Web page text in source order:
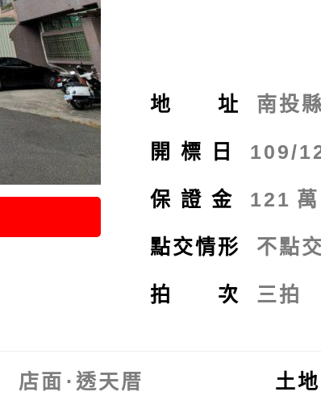
地 址 南投
開標日 109/
保證金 121 萬
點交情形 不點交
拍 次 三拍
店面 ⋅ 透天厝 土